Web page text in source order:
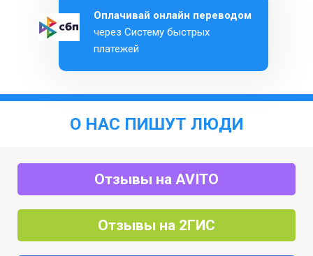
Оплачивай онлайн переводом
через Систему быстрых
платежей
О НАС ПИШУТ ЛЮДИ
Отзывы на AVITO
Отзывы на 2ГИС